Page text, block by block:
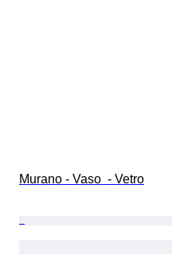
Murano - Vaso  - Vetro